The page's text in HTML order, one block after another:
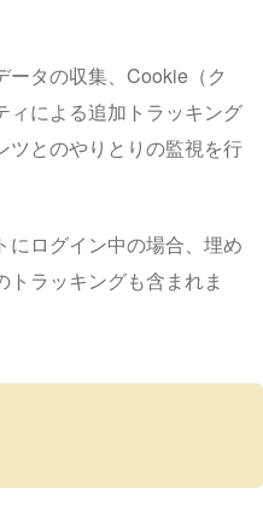
ータの収集、Cookie（ク
ィによる追加トラッキング
ツとのやりとりの監視を行
にログイン中の場合、埋め
ラッキングも含まれま